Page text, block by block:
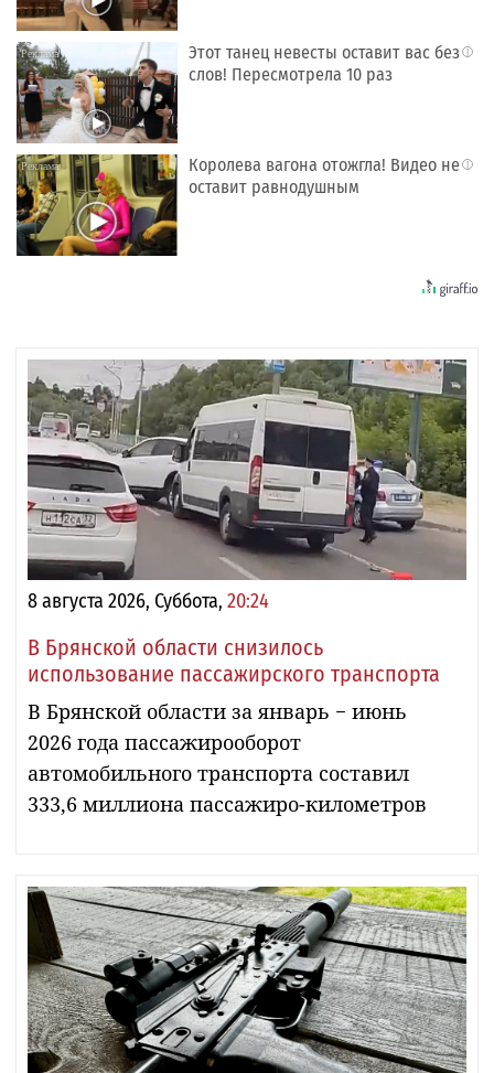
i
Этот танец невесты оставит вас без
слов! Пересмотрела 10 раз
i
Королева вагона отожгла! Видео не
оставит равнодушным
8 августа 2026, Суббота, 20:24
В Брянской области снизилось
использование пассажирского транспорта
В Брянской области за январь − июнь
2026 года пассажирооборот
автомобильного транспорта составил
333,6 миллиона пассажиро-километров